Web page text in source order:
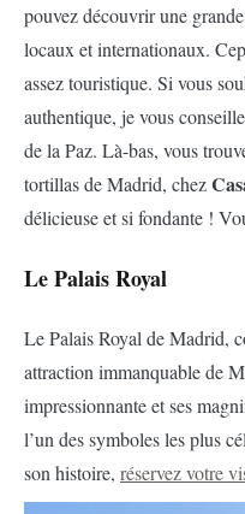
pouvez découvrir une
locaux et internationaux.
assez touristique. Si vous
authentique, je vous
de la Paz. Là-bas, vous
tortillas de Madrid, chez
délicieuse et si fondante !
Le Palais Royal
Le Palais Royal de Madrid,
attraction immanquable de
impressionnante et ses
l’un des symboles les plus
son histoire, réservez votre